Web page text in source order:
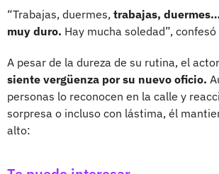
“Trabajas, duermes, trabajas,
muy duro. Hay mucha soledad”,
A pesar de la dureza de su rutina, el
siente vergüenza por su nuevo oficio.
personas lo reconocen en la calle y
sorpresa o incluso con lástima, él
alto: